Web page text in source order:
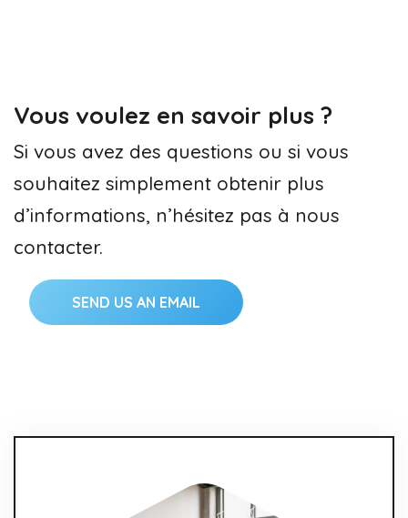
Vous voulez en savoir plus ?
Si vous avez des questions ou si vous
souhaitez simplement obtenir plus
d’informations, n’hésitez pas à nous
contacter.
SEND US AN EMAIL